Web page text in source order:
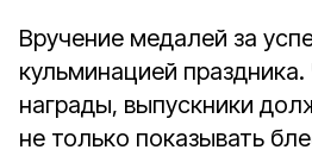
Вручение медалей за
кульминацией
награды, выпускники
не только показывать